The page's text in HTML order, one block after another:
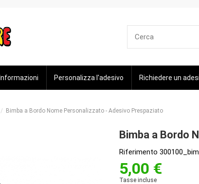
Informazioni Personalizza l'adesivo Richiedere un
Bimba a Bordo Nome Personalizzato - Adesivo Prespaziato
Bimba a Bordo
Riferimento
5,00 €
Tasse incluse